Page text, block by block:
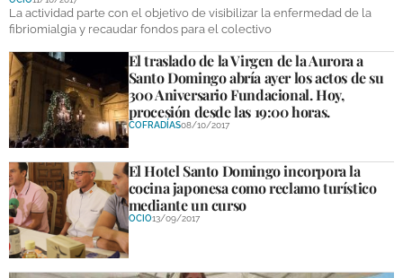
La actividad parte con el objetivo de visibilizar la enfermedad de la
fibriomialgia y recaudar fondos para el colectivo
El traslado de la Virgen de la Aurora a
Santo Domingo abría ayer los actos de su
300 Aniversario Fundacional. Hoy,
procesión desde las 19:00 horas.
COFRADÍAS08/10/2017
El Hotel Santo Domingo incorpora la
cocina japonesa como reclamo turístico
mediante un curso
OCIO13/09/2017